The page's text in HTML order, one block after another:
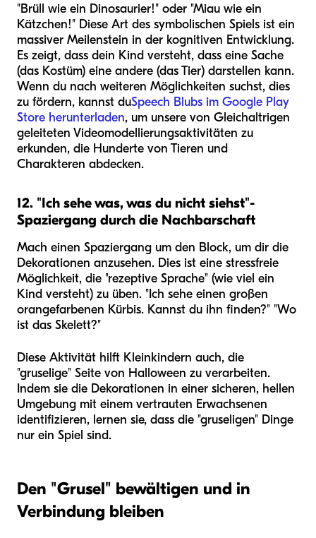
"Brüll wie ein Dinosaurier!" oder "Miau wie ein
Kätzchen!" Diese Art des symbolischen Spiels ist ein
massiver Meilenstein in der kognitiven Entwicklung.
Es zeigt, dass dein Kind versteht, dass eine Sache
(das Kostüm) eine andere (das Tier) darstellen kann.
Wenn du nach weiteren Möglichkeiten suchst, dies
zu fördern, kannst duSpeech Blubs im Google Play
Store herunterladen, um unsere von Gleichaltrigen
geleiteten Videomodellierungsaktivitäten zu
erkunden, die Hunderte von Tieren und
Charakteren abdecken.
12. "Ich sehe was, was du nicht siehst"-
Spaziergang durch die Nachbarschaft
Mach einen Spaziergang um den Block, um dir die
Dekorationen anzusehen. Dies ist eine stressfreie
Möglichkeit, die "rezeptive Sprache" (wie viel ein
Kind versteht) zu üben. "Ich sehe einen großen
orangefarbenen Kürbis. Kannst du ihn finden?" "Wo
ist das Skelett?"
Diese Aktivität hilft Kleinkindern auch, die
"gruselige" Seite von Halloween zu verarbeiten.
Indem sie die Dekorationen in einer sicheren, hellen
Umgebung mit einem vertrauten Erwachsenen
identifizieren, lernen sie, dass die "gruseligen" Dinge
nur ein Spiel sind.
Den "Grusel" bewältigen und in
Verbindung bleiben